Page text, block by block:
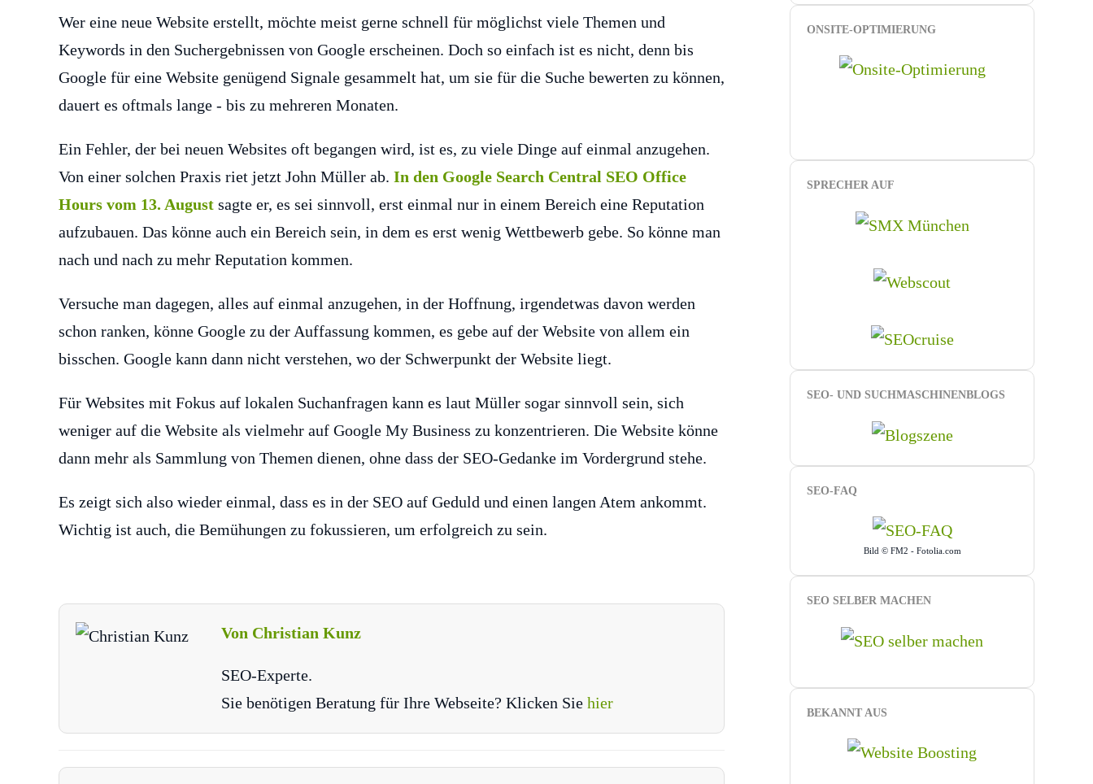
Wer eine neue Website erstellt, möchte meist gerne schnell für möglichst viele Themen und
Keywords in den Suchergebnissen von Google erscheinen. Doch so einfach ist es nicht, denn bis
Google für eine Website genügend Signale gesammelt hat, um sie für die Suche bewerten zu können,
dauert es oftmals lange - bis zu mehreren Monaten.
Ein Fehler, der bei neuen Websites oft begangen wird, ist es, zu viele Dinge auf einmal anzugehen.
Von einer solchen Praxis riet jetzt John Müller ab. In den Google Search Central SEO Office
Hours vom 13. August sagte er, es sei sinnvoll, erst einmal nur in einem Bereich eine Reputation
aufzubauen. Das könne auch ein Bereich sein, in dem es erst wenig Wettbewerb gebe. So könne man
nach und nach zu mehr Reputation kommen.
Versuche man dagegen, alles auf einmal anzugehen, in der Hoffnung, irgendetwas davon werden
schon ranken, könne Google zu der Auffassung kommen, es gebe auf der Website von allem ein
bisschen. Google kann dann nicht verstehen, wo der Schwerpunkt der Website liegt.
Für Websites mit Fokus auf lokalen Suchanfragen kann es laut Müller sogar sinnvoll sein, sich
weniger auf die Website als vielmehr auf Google My Business zu konzentrieren. Die Website könne
dann mehr als Sammlung von Themen dienen, ohne dass der SEO-Gedanke im Vordergrund stehe.
Es zeigt sich also wieder einmal, dass es in der SEO auf Geduld und einen langen Atem ankommt.
Wichtig ist auch, die Bemühungen zu fokussieren, um erfolgreich zu sein.
Von Christian Kunz
SEO-Experte.
Sie benötigen Beratung für Ihre Webseite? Klicken Sie hier
ONSITE-OPTIMIERUNG
SPRECHER AUF
SEO- UND SUCHMASCHINENBLOGS
SEO-FAQ
Bild © FM2 - Fotolia.com
SEO SELBER MACHEN
BEKANNT AUS